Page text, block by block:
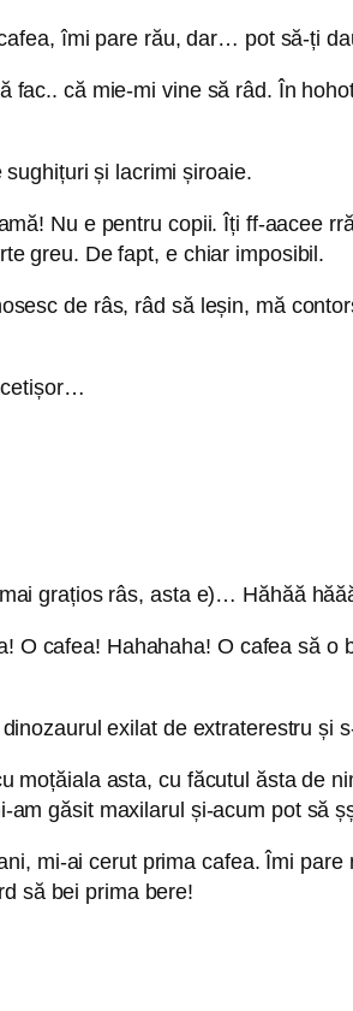
îmi pare rău, dar… pot să-ți
că mie-mi vine să râd. În
și lacrimi șiroaie.
Nu e pentru copii. Îți ff-aacee
greu. De fapt, e chiar imposibil.
de râs, râd să leșin, mă
grațios râs, asta e)… Hăhăă
O cafea! Hahahaha! O cafea să
exilat de extraterestru și
moțăiala asta, cu făcutul ăsta de
găsit maxilarul și-acum pot să
mi-ai cerut prima cafea. Îmi
să bei prima bere!